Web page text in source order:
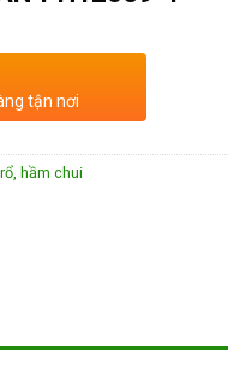
tận nơi
hầm chui